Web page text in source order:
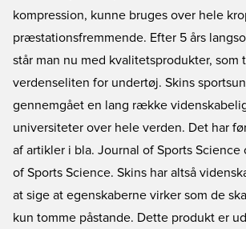
kompression, kunne bruges over hele
præstationsfremmende. Efter 5 års
står man nu med kvalitetsprodukter, som
verdenseliten for undertøj. Skins
gennemgået en lang række
universiteter over hele verden. Det har
af artikler i bla. Journal of Sports Science
of Sports Science. Skins har altså
at sige at egenskaberne virker som de
kun tomme påstande. Dette produkt er